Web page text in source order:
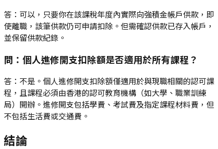
答：可以，只要你在該課稅年度內實際向強積金帳戶供款，即
使離職，該筆供款仍可申請扣除。但需確認供款已存入帳戶，
並保留供款紀錄。
問：個人進修開支扣除額是否適用於所有課程？
答：不是。個人進修開支扣除額僅適用於與現職相關的認可課
程，且課程必須由香港的認可教育機構（如大學、職業訓練
局）開辦。進修開支包括學費、考試費及指定課程材料費，但
不包括生活費或交通費。
結論